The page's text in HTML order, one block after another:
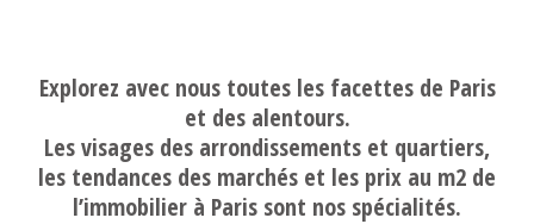
Explorez avec nous toutes les facettes de Paris
et des alentours.
Les visages des arrondissements et quartiers,
les tendances des marchés et les prix au m2 de
l’immobilier à Paris sont nos spécialités.